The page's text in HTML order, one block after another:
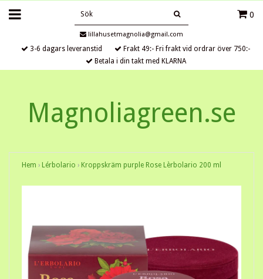
0
lillahusetmagnolia@gmail.com
3-6 dagars leveranstid
Frakt 49:- Fri frakt vid ordrar över 750:-
Betala i din takt med KLARNA
Magnoliagreen.se
Hem › Lérbolario › Kroppskräm purple Rose Lèrbolario 200 ml